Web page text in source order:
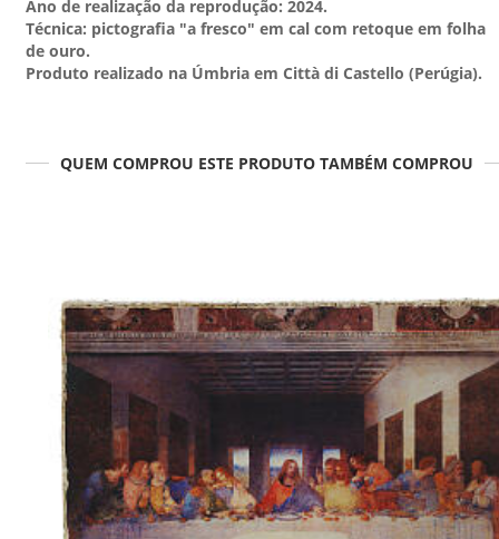
Ano de realização da reprodução: 2024.
Técnica: pictografia "a fresco" em cal com retoque em folha
de ouro.
Produto realizado na Úmbria em Città di Castello (Perúgia).
QUEM COMPROU ESTE PRODUTO TAMBÉM COMPROU